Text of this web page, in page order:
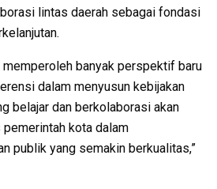
lintas daerah sebagai fondasi
banyak perspektif baru
dalam menyusun kebijakan
belajar dan berkolaborasi akan
kota dalam
publik yang semakin berkualitas,”